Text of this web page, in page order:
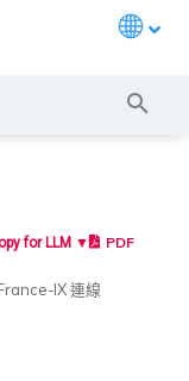
LAG
Systems
濾概述概述
SD-WAN 概述
Secure Edge 概述
Point CloudGuard 概
MVE 概述
FortiGate 概述
MVE 概述
Firewall
FusionHub 概述
SD-WAN 概述
SD-WAN 概述
PortVXC 中斷或不穩定
中斷或無法使用
中斷或無法使用
線務供應商互聯位址空間
for LLM ▼ PDF
IX 連線